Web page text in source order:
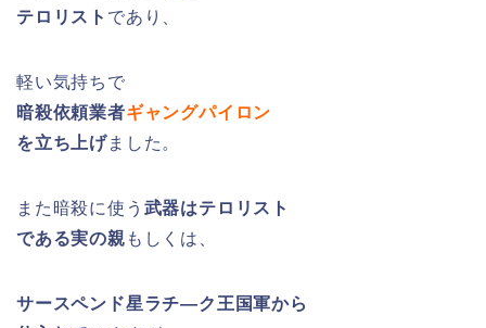
テロリスト であり、
軽い気持ちで
暗殺依頼業者ギャングパイロン
を立ち上げました。
また暗殺に使う 武器はテロリスト
である実の親 もしくは、
サースペンド星ラチ―ク王国軍から